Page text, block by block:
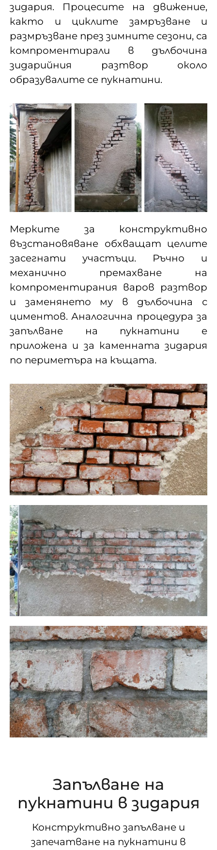
зидария. Процесите на движение,
както и циклите замръзване и
размръзване през зимните сезони, са
компроментирали в дълбочина
зидарийния разтвор около
образувалите се пукнатини.
Мерките за конструктивно
възстановяване обхващат целите
засегнати участъци. Ръчно и
механично премахване на
компроментирания варов разтвор
и заменянето му в дълбочина с
циментов. Аналогична процедура за
запълване на пукнатини е
приложена и за каменната зидария
по периметъра на къщата.
Запълване на
пукнатини в зидария
Конструктивно запълване и
запечатване на пукнатини в